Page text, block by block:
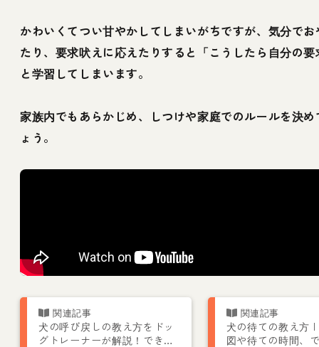
かわいくてつい甘やかしてしまいがちですが、気分で
たり、要求吠えに応えたりすると「こうしたら自分の
と学習してしまいます。
家族内でもあらかじめ、しつけや家庭でのルールを決
ょう。
犬の呼び戻しの教え方をドッ
グトレーナーが解説！できな
犬の待ての教え方
図や待ての時間、